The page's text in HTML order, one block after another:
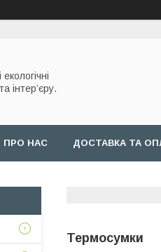
інтер’єру.
ПРО НАС ДОСТАВКА ТА
Термосумки